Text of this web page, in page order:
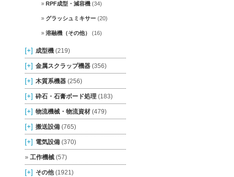
RPF成型・減容機(34)
グラッシュミキサー(20)
溶融機（その他） (16)
[+] 成型機(219)
[+] 金属スクラップ機器(356)
[+] 木質系機器(256)
[+] 砕石・石膏ボード処理(183)
[+] 物流機械・物流資材(479)
[+] 搬送設備(765)
[+] 電気設備(370)
工作機械(57)
[+] その他(1921)